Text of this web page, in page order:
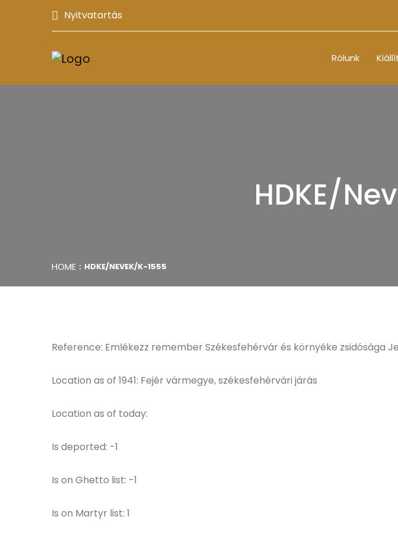
Nyitvatartás
Rólunk
HDKE/
HOME HDKE/NEVEK/K-1555
Reference: Emlékezz remember Székesfehérvár és környéke zsidósága
Location as of 1941: Fejér vármegye, székesfehérvári járás
Location as of today:
Is deported: -1
Is on Ghetto list: -1
Is on Martyr list: 1